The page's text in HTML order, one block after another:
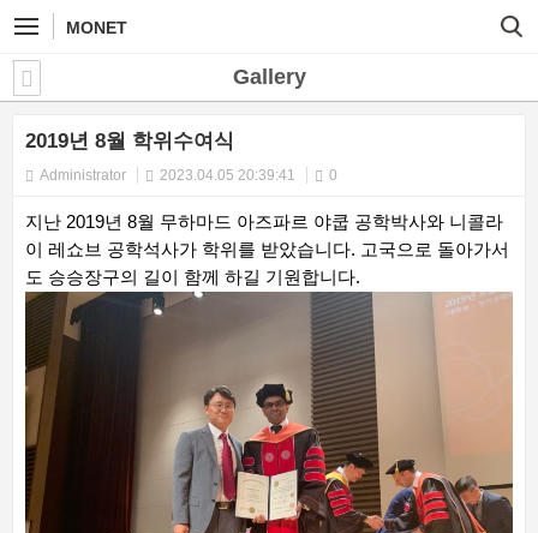
MONET
Gallery
2019년 8월 학위수여식
Administrator 2023.04.05 20:39:41 0
지난 2019년 8월 무하마드 아즈파르 야쿱 공학박사와 니콜라
이 레쇼브 공학석사가 학위를 받았습니다. 고국으로 돌아가서
도 승승장구의 길이 함께 하길 기원합니다.